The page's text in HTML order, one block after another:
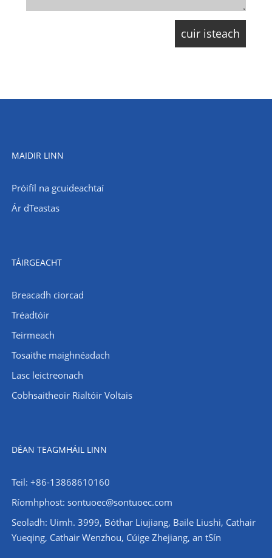
MAIDIR LINN
Próifíl na gcuideachtaí
Ár dTeastas
TÁIRGEACHT
Breacadh ciorcad
Tréadtóir
Teirmeach
Tosaithe maighnéadach
Lasc leictreonach
Cobhsaitheoir Rialtóir Voltais
DÉAN TEAGMHÁIL LINN
Teil: +86-13868610160
Ríomhphost: sontuoec@sontuoec.com
Seoladh: Uimh. 3999, Bóthar Liujiang, Baile Liushi, Cathair
Yueqing, Cathair Wenzhou, Cúige Zhejiang, an tSín